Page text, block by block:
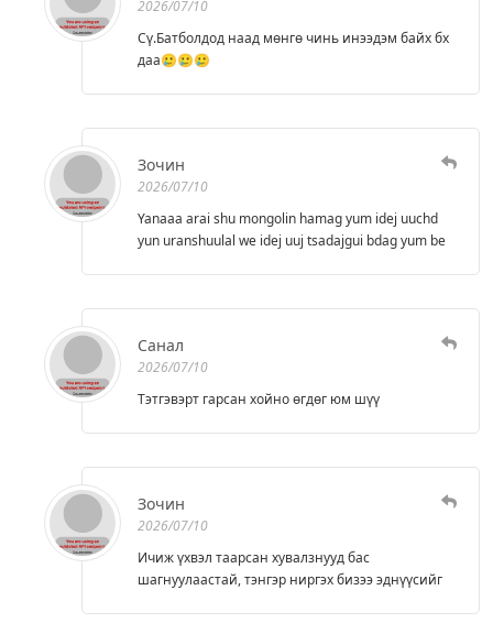
2026/07/10
Сү.Батболдод наад мөнгө чинь инээдэм байх бх
даа🥲🥲🥲
Зочин
2026/07/10
Yanaaa arai shu mongolin hamag yum idej uuchd
yun uranshuulal we idej uuj tsadajgui bdag yum be
Санал
2026/07/10
Тэтгэвэрт гарсан хойно өгдөг юм шүү
Зочин
2026/07/10
Ичиж үхвэл таарсан хувалзнууд бас
шагнуулаастай, тэнгэр ниргэх бизээ эднүүсийг